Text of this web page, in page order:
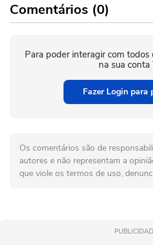
Comentários (0)
Para poder interagir com todos
na sua conta
Fazer Login para
Os comentários são de
autores e não representam a
que viole os termos de uso,